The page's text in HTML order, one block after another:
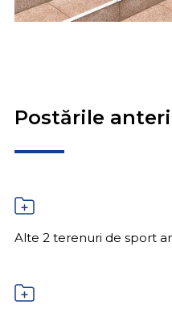
Postările
Alte 2 terenuri de sport